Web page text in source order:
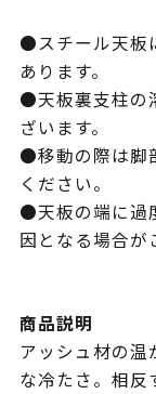
●スチール天板
あります。
●天板裏支柱の
ざいます。
●移動の際は脚
ください。
●天板の端に過
因となる場合が
商品説明
アッシュ材の
な冷たさ。相反